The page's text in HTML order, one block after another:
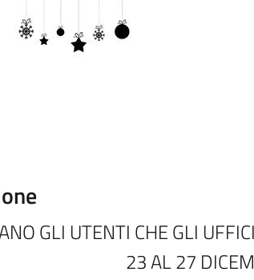
GLI UTENTI CHE GLI
23 AL 27